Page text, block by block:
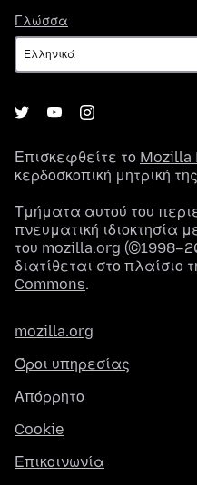
Γλώσσα
Επισκεφθείτε το Mozilla
κερδοσκοπική μητρική της
Τμήματα αυτού του
πνευματική ιδιοκτησία
του mozilla.org
διατίθεται στο πλαίσιο
Commons.
mozilla.org
Όροι υπηρεσίας
Απόρρητο
Cookie
Επικοινωνία